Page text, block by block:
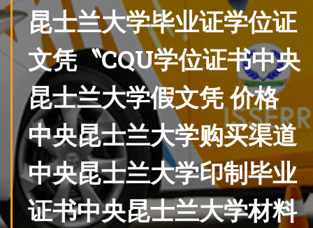
昆士兰大学毕业证学位证
文凭〝CQU学位证书中央
昆士兰大学假文凭 价格
中央昆士兰大学购买渠道
中央昆士兰大学印制毕业
证书中央昆士兰大学材料